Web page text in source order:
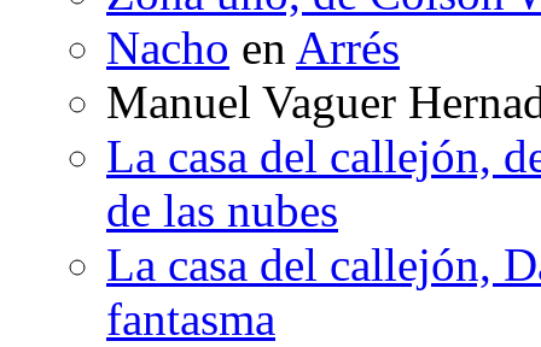
Nacho en Arrés
Manuel Vaguer
La casa del callejón,
de las nubes
La casa del callejón,
fantasma